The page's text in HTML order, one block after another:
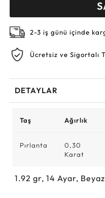
2-3 iş günü içinde
Ücretsiz ve Sigortalı
DETAYLAR
Taş Ağırlık
Pırlanta
0,30
Karat
1.92gr,14Ayar,